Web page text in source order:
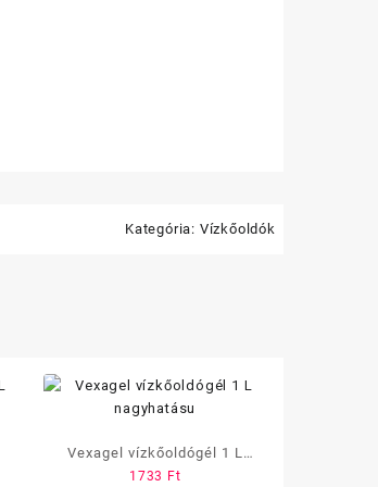
Kategória: Vízkőoldók
Vexagel vízkőoldógél 1 L
nagyhatásu
1733 Ft